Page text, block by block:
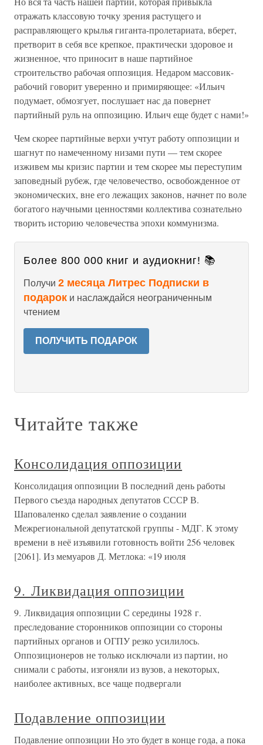
отражать классовую точку зрения растущего и
расправляющего крылья гиганта-пролетариата, вберет,
претворит в себя все крепкое, практически здоровое и
жизненное, что приносит в наше партийное
строительство рабочая оппозиция. Недаром массовик-
рабочий говорит уверенно и примиряющее: «Ильич
подумает, обмозгует, послушает нас да повернет
партийный руль на оппозицию. Ильич еще будет с нами!»
Чем скорее партийные верхи учтут работу оппозиции и
шагнут по намеченному низами пути — тем скорее
изживем мы кризис партии и тем скорее мы переступим
заповедный рубеж, где человечество, освобожденное от
экономических, вне его лежащих законов, начнет по воле
богатого научными ценностями коллектива сознательно
творить историю человечества эпохи коммунизма.
Более 800 000 книг и аудиокниг! 📚
Получи 2 месяца Литрес Подписки в
подарок и наслаждайся неограниченным
чтением
ПОЛУЧИТЬ ПОДАРОК
Читайте также
Консолидация оппозиции
Консолидация оппозиции В последний день работы
Первого съезда народных депутатов СССР В.
Шаповаленко сделал заявление о создании
Межрегиональной депутатской группы - МДГ. К этому
времени в неё изъявили готовность войти 256 человек
[2061]. Из мемуаров Д. Метлока: «19 июля
9. Ликвидация оппозиции
9. Ликвидация оппозиции С середины 1928 г.
преследование сторонников оппозиции со стороны
партийных органов и ОГПУ резко усилилось.
Оппозиционеров не только исключали из партии, но
снимали с работы, изгоняли из вузов, а некоторых,
наиболее активных, все чаще подвергали
Подавление оппозиции
Подавление оппозиции Но это будет в конце года, а пока